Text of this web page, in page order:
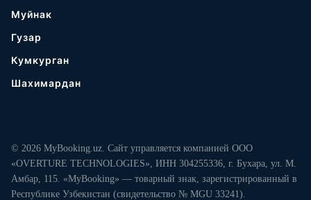
Муйнак
Гузар
Кумкурган
Шахимардан
© 2026 MyBooking.uz. Сайт управляется компанией ООО
«OVERTURE TECHNOLOGIES», ИНН 304255336, г. Бухара, ул. М.
Амбар, 115. «MyBooking» — товарный знак, зарегистрированный в
Республике Узбекистан (свидетельство № MGU 33241).